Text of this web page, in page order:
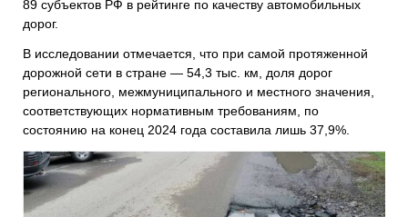
89 субъектов РФ в рейтинге по качеству автомобильных
дорог.
В исследовании отмечается, что при самой протяженной
дорожной сети в стране — 54,3 тыс. км, доля дорог
регионального, межмуниципального и местного значения,
соответствующих нормативным требованиям, по
состоянию на конец 2024 года составила лишь 37,9%.